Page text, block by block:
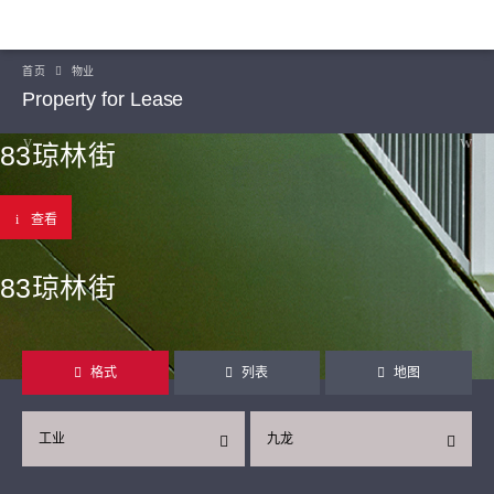
首页 物业
Property for Lease
83琼林街
查看
83琼林街
格式 列表 地图
九龙
工业